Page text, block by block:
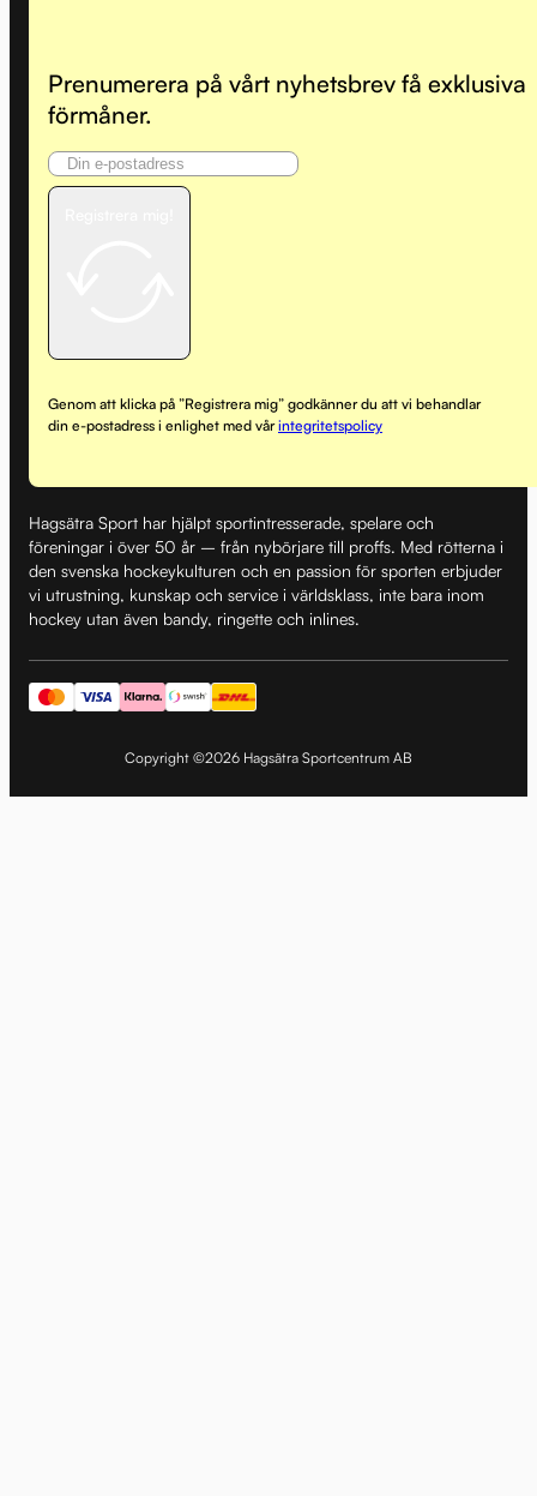
Prenumerera på vårt nyhetsbrev få exklusiva
förmåner.
Genom att klicka på ”Registrera mig” godkänner du att vi behandlar
din e-postadress i enlighet med vårintegritetspolicy
Hagsätra Sport har hjälpt sportintresserade, spelare och
föreningar i över 50 år – från nybörjare till proffs. Med rötterna i
den svenska hockeykulturen och en passion för sporten erbjuder
vi utrustning, kunskap och service i världsklass, inte bara inom
hockey utan även bandy, ringette och inlines.
Copyright ©2026 Hagsätra Sportcentrum AB